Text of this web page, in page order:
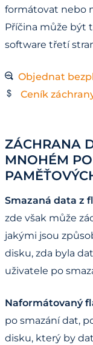
formátovat nebo
Příčina může být
software třetí
Objednat
Ceník
ZÁCHRANA
MNOHÉM
Smazaná data z
zde však může
jakými jsou
disku, zda byla
uživatele po
Naformátovaný
po smazání dat,
disku, který by